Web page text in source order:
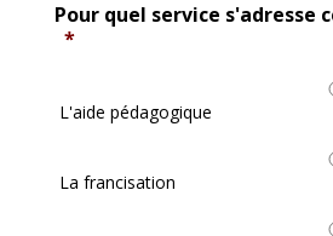
Pour quel service s'adresse
*
L'aide pédagogique
La francisation